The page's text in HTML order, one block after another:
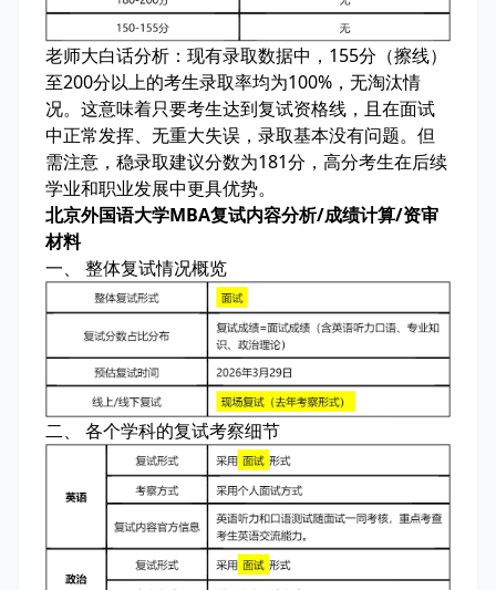
老师大白话分析： 现有录取数据中，155分（擦线）
至200分以上的考生录取率均为100%，无淘汰情
况。这意味着只要考生达到复试资格线，且在面试
中正常发挥、无重大失误，录取基本没有问题。但
需注意，稳录取建议分数为181分，高分考生在后续
学业和职业发展中更具优势。
北京外国语大学MBA复试内容分析/成绩计算/资审
材料
一、 整体复试情况概览
二、 各个学科的复试考察细节